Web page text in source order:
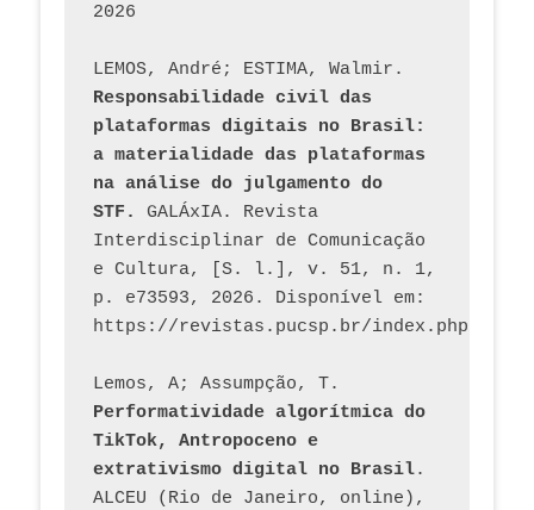
2026
Responsabilidade civil das
plataformas digitais no Brasil:
a materialidade das plataformas
na análise do julgamento do
STF.
GALÁxIA. Revista
Interdisciplinar de Comunicação
e Cultura, [S. l.], v. 51, n. 1,
p. e73593, 2026. Disponível em:
Performatividade algorítmica do
TikTok, Antropoceno e
extrativismo digital no Brasil.
ALCEU (Rio de Janeiro, online),